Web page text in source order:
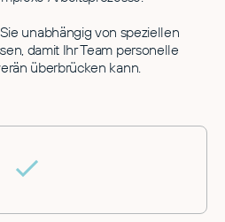
unabhängig von speziellen
damit Ihr Team personelle
überbrücken kann.